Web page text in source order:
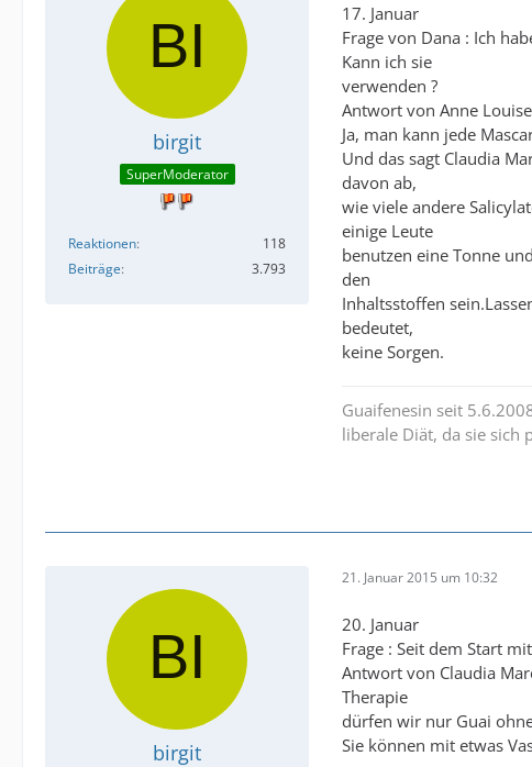
birgit
SuperModerator
Reaktionen
118
Beiträge
3.793
17. Januar
Frage von Dana : Ich
Kann ich sie
verwenden ?
Antwort von Anne
Ja, man kann jede
Und das sagt Claudia
davon ab,
wie viele andere
einige Leute
benutzen eine Tonne
den
Inhaltsstoffen
bedeutet,
keine Sorgen.
Guaifenesin seit
liberale Diät, da sie sich
birgit
21. Januar 2015 um 10:32
20. Januar
Frage : Seit dem Start
Antwort von Claudia
Therapie
dürfen wir nur Guai
Sie können mit etwas